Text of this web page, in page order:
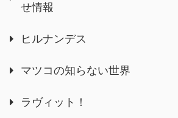
せ情報
ヒルナンデス
マツコの知らない世界
ラヴィット！